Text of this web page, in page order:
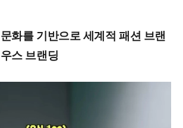
화를 기반으로 세계적 패션 브랜
스 브랜딩